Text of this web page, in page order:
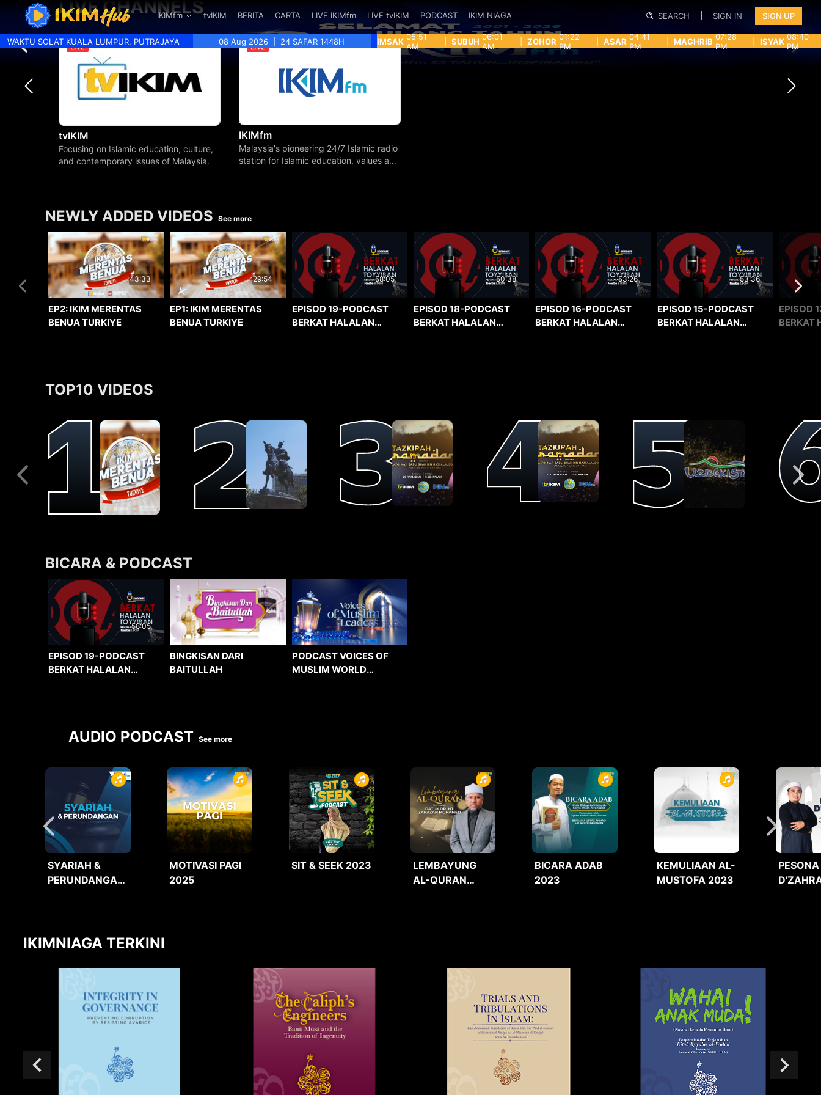
IKIMfm tvIKIM BERITA CARTA LIVE IKIMfm LIVE tvIKIM PODCAST IKIM NIAGA SEARCH SIGN IN SIGN UP
WAKTU SOLAT KUALA LUMPUR. PUTRAJAYA 08 Aug 2026 24 SAFAR 1448H IMSAK 05:51
AM
SUBUH 06:01
AM
ZOHOR 01:22
PM
ASAR 04:41
PM
MAGHRIB 07:28
PM
ISYAK 08:40
PM
LIVE CHANNELS
tvIKIM
Focusing on Islamic education, culture,
and contemporary issues of Malaysia.
IKIMfm
Malaysia's pioneering 24/7 Islamic radio
station for Islamic education, values and
NEWLY ADDED VIDEOS See more
43:33
EP2: IKIM MERENTAS
BENUA TURKIYE
29:54
EP1: IKIM MERENTAS
BENUA TURKIYE
58:05
EPISOD 19-PODCAST
BERKAT HALALAN
50:38
EPISOD 18-PODCAST
BERKAT HALALAN
53:26
EPISOD 16-PODCAST
BERKAT HALALAN
53:36
EPISOD 15-PODCAST
BERKAT HALALAN
EPISOD
BERKAT
TOP10 VIDEOS
BICARA & PODCAST
58:05
EPISOD 19-PODCAST
BERKAT HALALAN
BINGKISAN DARI
BAITULLAH
PODCAST VOICES OF
MUSLIM WORLD
AUDIO PODCAST See more
SYARIAH &
PERUNDANGAN
MOTIVASI PAGI
2025
SIT & SEEK 2023
LEMBAYUNG
AL-QURAN
BICARA ADAB
2023
KEMULIAAN AL-
MUSTOFA 2023
PESONA
IKIMNIAGA TERKINI